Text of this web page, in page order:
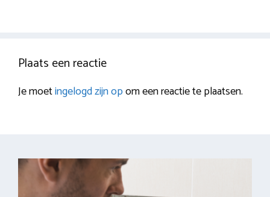
Plaats een reactie
Je moetingelogd zijn opom een reactie te plaatsen.